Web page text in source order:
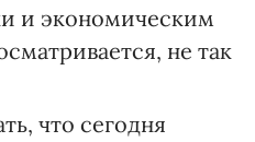
и экономическим
не так
что сегодня